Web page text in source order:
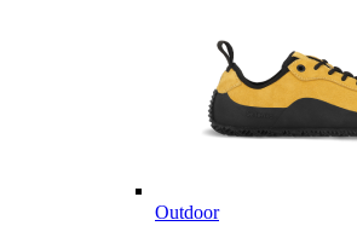
Outdoor